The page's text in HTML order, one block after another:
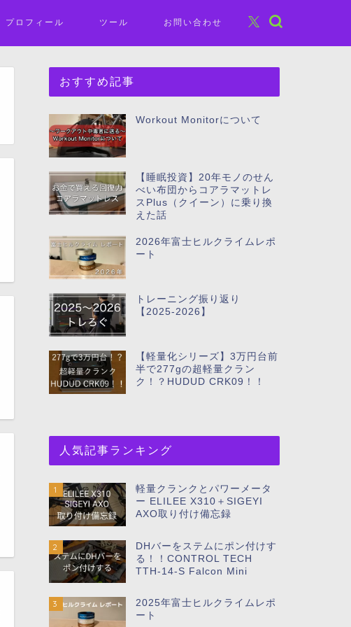
プロフィール ツール お問い合わせ
おすすめ記事
Workout Monitorについて
【睡眠投資】20年モノのせん
べい布団からコアラマットレ
スPlus（クイーン）に乗り換
えた話
2026年富士ヒルクライムレポ
ート
トレーニング振り返り
【2025-2026】
【軽量化シリーズ】3万円台前
半で277gの超軽量クラン
ク！？HUDUD CRK09！！
人気記事ランキング
1
軽量クランクとパワーメータ
ー ELILEE X310＋SIGEYI
AXO取り付け備忘録
2
DHバーをステムにポン付けす
る！！CONTROL TECH
TTH-14-S Falcon Mini
3
2025年富士ヒルクライムレポ
ート